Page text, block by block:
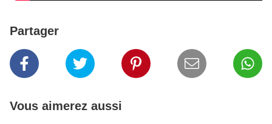
Partager
Vous aimerez aussi